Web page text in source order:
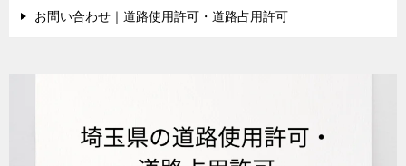
お問い合わせ｜道路使用許可・道路占用許可